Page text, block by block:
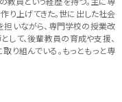
り上げてきた。世に出した社会
いながら、専門学校の授業改
て、後輩教員の育成や支援、
り組んでいる。もっともっと専